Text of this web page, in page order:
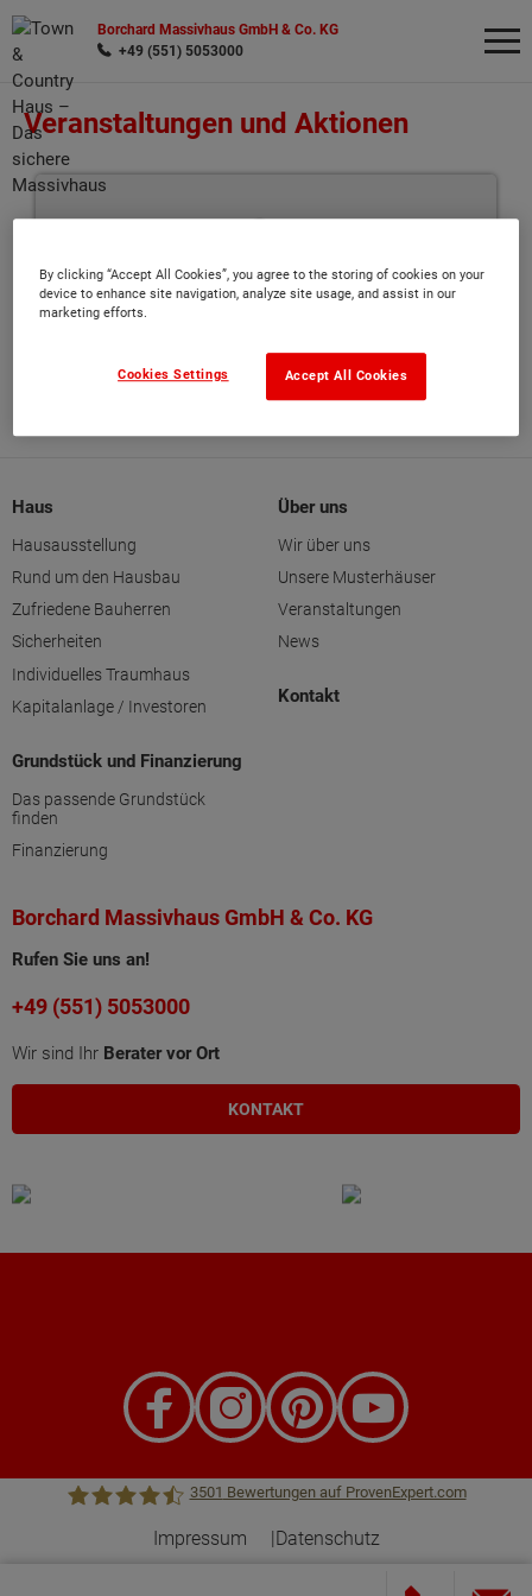
Borchard Massivhaus GmbH & Co. KG
+49 (551) 5053000
Veranstaltungen und Aktionen
Zur Zeit keine Veranstaltungen geplant.
Haus
Hausausstellung
Rund um den Hausbau
Zufriedene Bauherren
Sicherheiten
Individuelles Traumhaus
Kapitalanlage / Investoren
Grundstück und Finanzierung
Das passende Grundstück
finden
Finanzierung
Über uns
Wir über uns
Unsere Musterhäuser
Veranstaltungen
News
Kontakt
Borchard Massivhaus GmbH & Co. KG
Rufen Sie uns an!
+49 (551) 5053000
Wir sind Ihr Berater vor Ort
KONTAKT
3501 Bewertungen auf ProvenExpert.com
Impressum Datenschutz
Wonach möchten Sie suchen?
By clicking “Accept All Cookies”, you agree to the storing of cookies on your
device to enhance site navigation, analyze site usage, and assist in our
marketing efforts.
Accept All Cookies
Cookies Settings